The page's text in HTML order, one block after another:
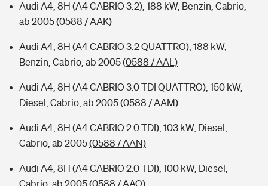
Audi A4, 8H (A4 CABRIO 3.2), 188 kW, Benzin, Cabrio,
ab 2005(0588 / AAK)
Audi A4, 8H (A4 CABRIO 3.2 QUATTRO), 188 kW,
Benzin, Cabrio, ab 2005(0588 / AAL)
Audi A4, 8H (A4 CABRIO 3.0 TDI QUATTRO), 150 kW,
Diesel, Cabrio, ab 2005(0588 / AAM)
Audi A4, 8H (A4 CABRIO 2.0 TDI), 103 kW, Diesel,
Cabrio, ab 2005(0588 / AAN)
Audi A4, 8H (A4 CABRIO 2.0 TDI), 100 kW, Diesel,
Cabrio, ab 2005(0588 / AAO)